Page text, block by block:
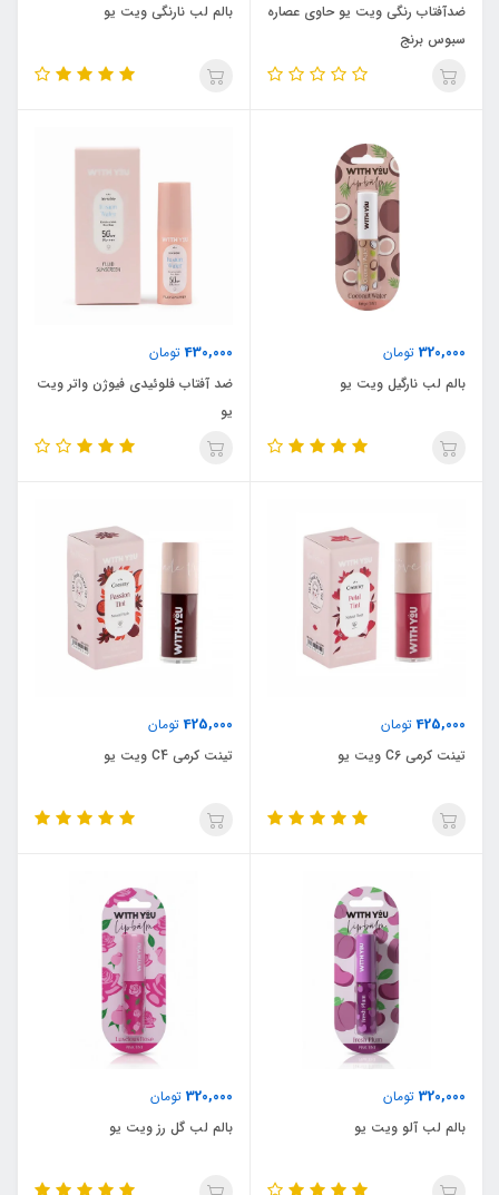
ضدآفتاب رنگی ویت یو حاوی عصاره
سبوس برنج
بالم لب نارنگی ویت یو
320,000 تومان
بالم لب نارگیل ویت یو
430,000تومان
ضد آفتاب فلوئیدی فیوژن واتر ویت
یو
425,000تومان
تینت کرمی C6 ویت یو
425,000تومان
تینت کرمی C4 ویت یو
320,000 تومان
بالم لب آلو ویت یو
320,000 تومان
بالم لب گل رز ویت یو